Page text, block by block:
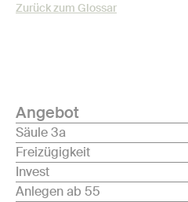
Zurück zum Glossar
Angebot
Säule 3a
Freizügigkeit
Invest
Anlegen ab 55